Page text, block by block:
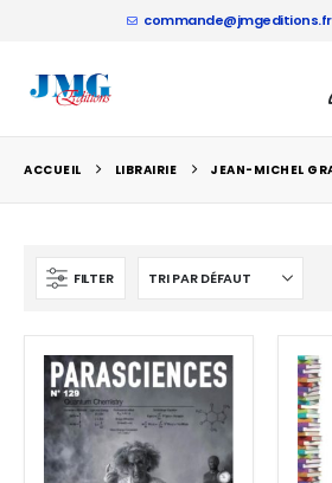
commande@jmgeditions.fr
ACCUEIL LIBRAIRIE JEAN-MICHEL
FILTER